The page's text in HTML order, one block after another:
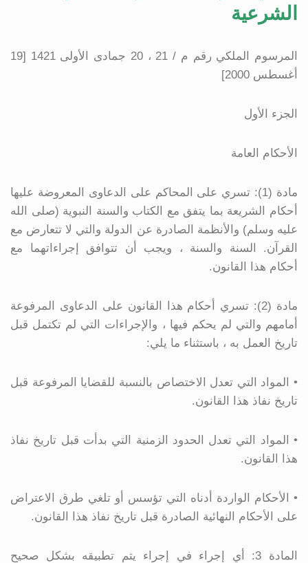
الشرعية
المرسوم الملكي رقم م / 21 ، 20 جمادى الأولى 1421 [19
أغسطس 2000]
الجزء الأول
الأحكام العامة
مادة (1): تسري على المحاكم على الدعاوى المعروضة عليها
أحكام الشريعة بما يتفق مع الكتاب والسنة النبوية (صلى الله
عليه وسلم) والأنظمة الصادرة عن الدولة والتي لا تتعارض مع
القرآن. السنة والسنة ، ويجب أن تتوافق إجراءاتهما مع
أحكام هذا القانون.
مادة (2): تسري أحكام هذا القانون على الدعاوى المرفوعة
أمامهم والتي لم يحكم فيها ، والإجراءات التي لم تكتمل قبل
تاريخ العمل به ، باستثناء ما يلي:
• المواد التي تعدل الاختصاص بالنسبة للقضايا المرفوعة قبل
تاريخ نفاذ هذا القانون.
• المواد التي تعدل الحدود الزمنية التي بدأت قبل تاريخ نفاذ
هذا القانون.
• الأحكام الواردة أدناه التي تؤسس أو تلغي طرق الاعتراض
على الأحكام النهائية الصادرة قبل تاريخ نفاذ هذا القانون.
المادة 3: أي إجراء في إجراء يتم تطبيقه بشكل صحيح